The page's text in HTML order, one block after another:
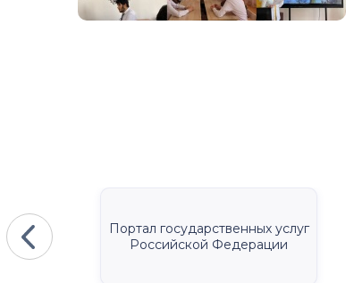
Портал государственных услуг
Российской Федерации